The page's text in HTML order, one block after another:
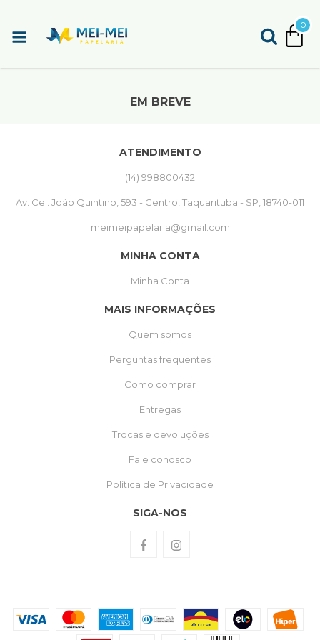
0
EM BREVE
ATENDIMENTO
(14) 998800432
Av. Cel. João Quintino, 593 - Centro, Taquarituba - SP, 18740-011
meimeipapelaria@gmail.com
MINHA CONTA
Minha Conta
MAIS INFORMAÇÕES
Quem somos
Perguntas frequentes
Como comprar
Entregas
Trocas e devoluções
Fale conosco
Política de Privacidade
SIGA-NOS